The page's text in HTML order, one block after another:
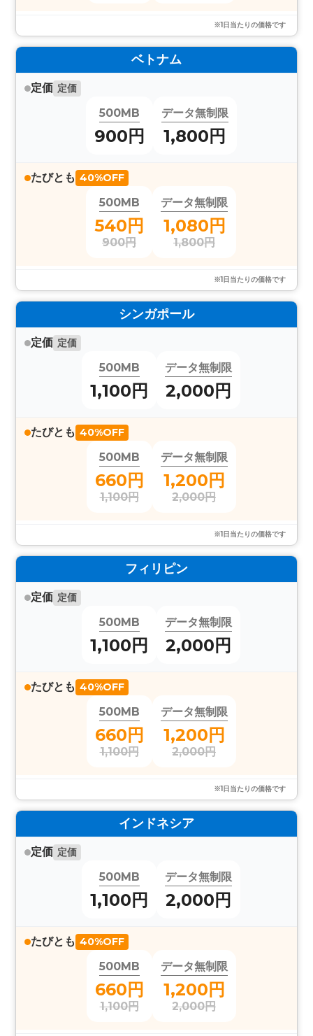
※1日当たりの価格です
ベトナム
定価 定価
500MB
900円
データ無制限
1,800円
たびとも 40%OFF
500MB
540円
900円
データ無制限
1,080円
1,800円
※1日当たりの価格です
シンガポール
定価 定価
500MB
1,100円
データ無制限
2,000円
たびとも 40%OFF
500MB
660円
1,100円
データ無制限
1,200円
2,000円
※1日当たりの価格です
フィリピン
定価 定価
500MB
1,100円
データ無制限
2,000円
たびとも 40%OFF
500MB
660円
1,100円
データ無制限
1,200円
2,000円
※1日当たりの価格です
インドネシア
定価 定価
500MB
1,100円
データ無制限
2,000円
たびとも 40%OFF
500MB
660円
1,100円
データ無制限
1,200円
2,000円